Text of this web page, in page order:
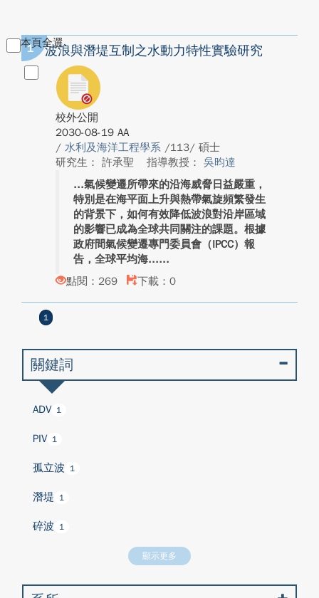
本頁全選
1 波浪與潛堤互制之水動力特性實驗研究
校外公開
2030-08-19 AA
/ 水利及海洋工程學系 /113/ 碩士
研究生： 許承聖
指導教授： 吳昀達
氣候變遷所帶來的沿海威脅日益嚴重，
特別是在海平面上升與熱帶氣旋頻繁發生
的背景下，如何有效降低波浪對沿岸區域
的影響已成為全球共同關注的課題。根據
政府間氣候變遷專門委員會（IPCC）報
告，全球平均海...
點閱：269
下載：0
1
關鍵詞
ADV 1
PIV 1
孤立波 1
潛堤 1
碎波 1
顯示更多